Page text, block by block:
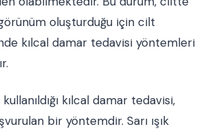
oluşturduğu için cilt
kılcal damar tedavisi yöntemleri
kılcal damar tedavisi,
bir yöntemdir. Sarı ışık